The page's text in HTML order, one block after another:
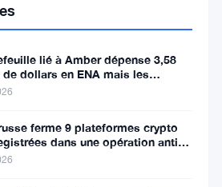
lié à Amber dépense 3,58
dollars en ENA mais les
ne suivent pas
ferme 9 plateformes crypto
dans une opération anti-